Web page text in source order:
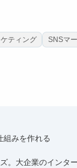
ティング SNSマ
組みを作れる
。大企業のインタ